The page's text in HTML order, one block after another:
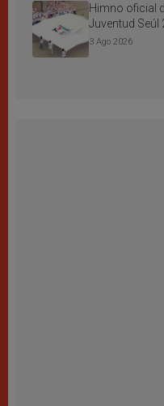
Himno oficial
Juventud Seúl
3 Ago 2026